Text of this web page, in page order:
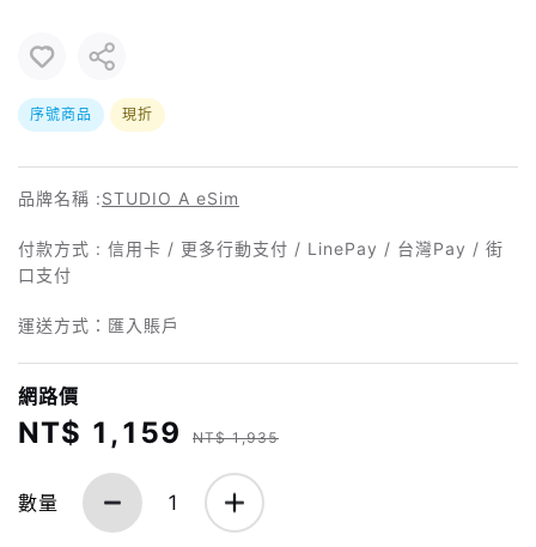
序號商品 現折
品牌名稱 :STUDIO A eSim
付款方式 : 信用卡 / 更多行動支付 / LinePay / 台灣Pay / 街
口支付
運送方式：匯入賬戶
網路價
NT$ 1,159 NT$ 1,935
數量 1